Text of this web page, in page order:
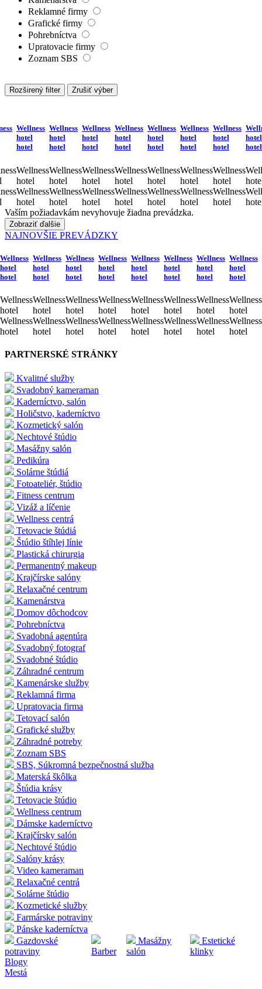
Reklamné firmy
Grafické firmy
Pohrebníctva
Upratovacie firmy
Zoznam SBS
Rozširený filter Zrušiť výber
Wellness
hotel
hotel
Wellness
hotel
Wellness
hotel
Wellness
hotel
hotel
Wellness
hotel
Wellness
hotel
Wellness
hotel
hotel
Wellness
hotel
Wellness
hotel
Wellness
hotel
hotel
Wellness
hotel
Wellness
hotel
Wellness
hotel
hotel
Wellness
hotel
Wellness
hotel
Wellness
hotel
hotel
Wellness
hotel
Wellness
hotel
Wellness
hotel
hotel
Wellness
hotel
Wellness
hotel
hotel
hotel
Vaším požiadavkám nevyhovuje žiadna prevádzka.
Zobraziť ďalšie
NAJNOVŠIE PREVÁDZKY
Wellness
hotel
hotel
Wellness
hotel
Wellness
hotel
Wellness
hotel
hotel
Wellness
hotel
Wellness
hotel
Wellness
hotel
hotel
Wellness
hotel
Wellness
hotel
Wellness
hotel
hotel
Wellness
hotel
Wellness
hotel
Wellness
hotel
hotel
Wellness
hotel
Wellness
hotel
Wellness
hotel
hotel
Wellness
hotel
Wellness
hotel
Wellness
hotel
hotel
Wellness
hotel
Wellness
hotel
Wellness
hotel
hotel
Wellness
hotel
Wellness
hotel
PARTNERSKÉ STRÁNKY
Kvalitné služby
Svadobný kameraman
Kaderníctvo, salón
Holičstvo, kaderníctvo
Kozmetický salón
Nechtové štúdio
Masážny salón
Pedikúra
Solárne štúdiá
Fotoateliér, štúdio
Fitness centrum
Vizáž a líčenie
Wellness centrá
Tetovacie štúdiá
Štúdio štíhlej línie
Plastická chirurgia
Permanentný makeup
Krajčírske salóny
Relaxačné centrum
Kamenárstva
Domov dôchodcov
Pohrebníctva
Svadobná agentúra
Svadobný fotograf
Svadobné štúdio
Záhradné centrum
Kamenárske služby
Reklamná firma
Upratovacia firma
Tetovací salón
Grafické služby
Záhradné potreby
Zoznam SBS
SBS, Súkromná bezpečnostná služba
Materská škôlka
Štúdia krásy
Tetovacie štúdio
Wellness centrum
Dámske kaderníctvo
Krajčírsky salón
Nechtové štúdio
Salóny krásy
Video kameraman
Relaxačné centrá
Solárne štúdio
Kozmetické služby
Farmárske potraviny
Pánske kaderníctva
Gazdovské
potraviny
Barber
Masážny
salón
Estetické
klinky
Blogy
Mestá